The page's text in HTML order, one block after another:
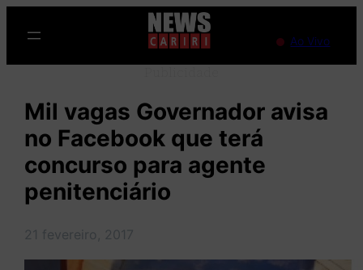
para
o
Ao Vivo
Mil vagas Governador avisa
no Facebook que terá
concurso para agente
penitenciário
21 fevereiro, 2017